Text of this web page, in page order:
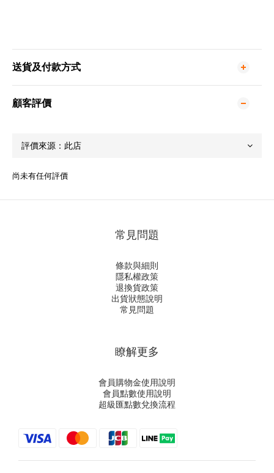
送貨及付款方式
顧客評價
尚未有任何評價
常見問題
條款與細則
隱私權政策
退換貨政策
出貨狀態說明
常見問題
瞭解更多
會員購物金使用說明
會員點數使用說明
超級匯點數兌換流程